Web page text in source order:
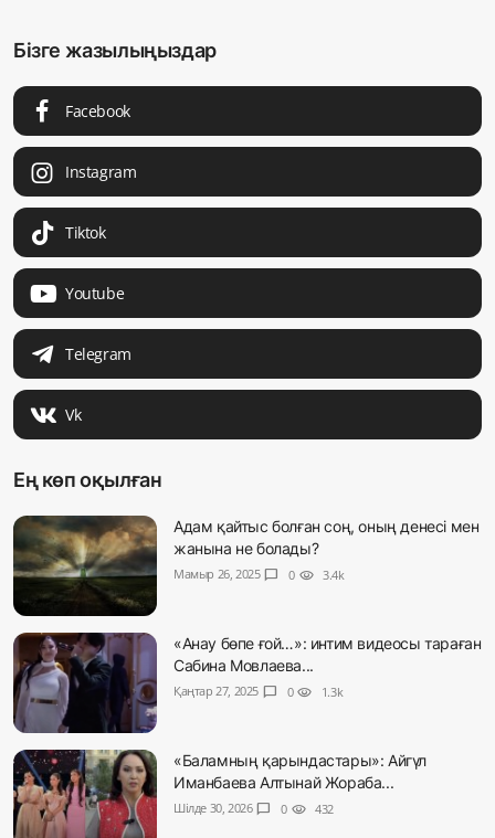
Бізге жазылыңыздар
Facebook
Instagram
Tiktok
Youtube
Telegram
Vk
Ең көп оқылған
Адам қайтыс болған соң, оның денесі мен
жанына не болады?
Мамыр 26, 2025 chat_bubble 0 visibility 3.4k
«Анау бөпе ғой…»: интим видеосы тараған
Сабина Мовлаева...
Қаңтар 27, 2025 chat_bubble 0 visibility 1.3k
«Баламның қарындастары»: Айгүл
Иманбаева Алтынай Жораба...
Шілде 30, 2026 chat_bubble 0 visibility 432